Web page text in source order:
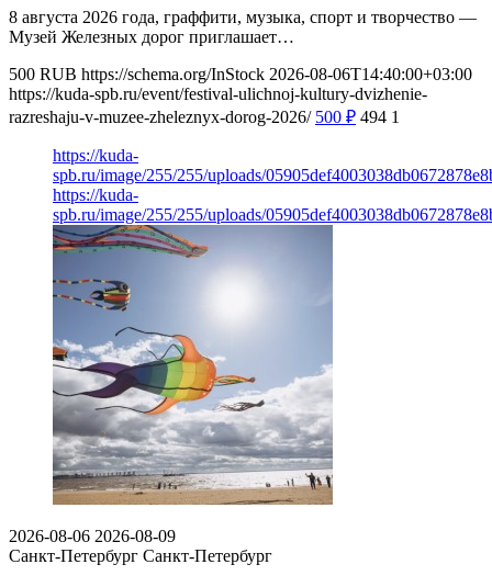
8 августа 2026 года, граффити, музыка, спорт и творчество —
Музей Железных дорог приглашает…
500 RUB https://schema.org/InStock 2026-08-06T14:40:00+03:00
https://kuda-spb.ru/event/festival-ulichnoj-kultury-dvizhenie-
razreshaju-v-muzee-zheleznyx-dorog-2026/ 500 ₽ 494 1
https://kuda-
spb.ru/image/255/255/uploads/
https://kuda-
spb.ru/image/255/255/uploads/
2026-08-06 2026-08-09
Санкт-Петербург Санкт-Петербург